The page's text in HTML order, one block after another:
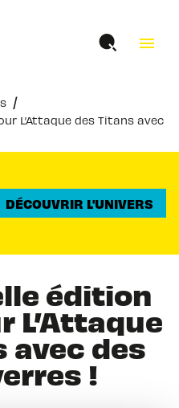
menu
/
L’Attaque des Titans avec
DÉCOUVRIR L'UNIVERS
édition
L’Attaque
avec des
!